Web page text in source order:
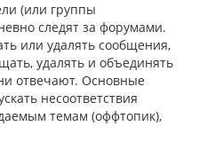
(или группы
следят за форумами.
или удалять сообщения,
удалять и объединять
отвечают. Основные
несоответствия
темам (оффтопик),